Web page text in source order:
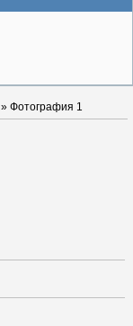
» Фотография 1